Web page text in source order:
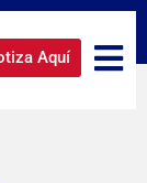
Aquí